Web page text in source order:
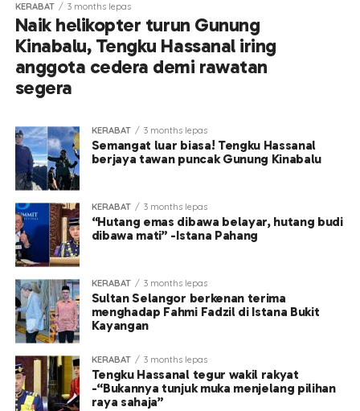
KERABAT 3 months lepas
Naik helikopter turun Gunung
Kinabalu, Tengku Hassanal iring
anggota cedera demi rawatan
segera
KERABAT 3 months lepas
Semangat luar biasa! Tengku Hassanal
berjaya tawan puncak Gunung Kinabalu
KERABAT 3 months lepas
“Hutang emas dibawa belayar, hutang budi
dibawa mati” -Istana Pahang
KERABAT 3 months lepas
Sultan Selangor berkenan terima
menghadap Fahmi Fadzil di Istana Bukit
Kayangan
KERABAT 3 months lepas
Tengku Hassanal tegur wakil rakyat
-“Bukannya tunjuk muka menjelang pilihan
raya sahaja”